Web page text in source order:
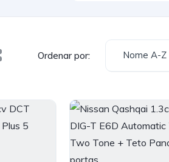
Ordenar por: Nome A-Z